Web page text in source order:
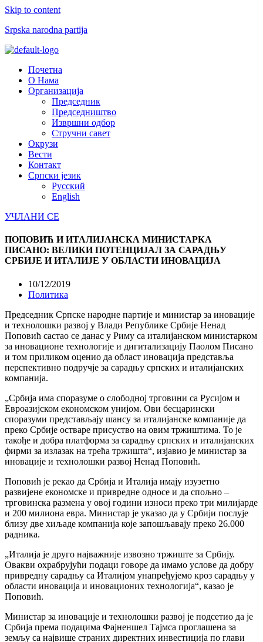
Skip to content
Srpska narodna partija
Menu
Почетна
О Нама
Организација
Председник
Председништво
Извршни одбор
Стручни савет
Окрузи
Вести
Контакт
Српски језик
Русский
English
УЧЛАНИ СЕ
ПОПОВИЋ И ИТАЛИЈАНСКА МИНИСТАРКА
ПИСАНО: ВЕЛИКИ ПОТЕНЦИЈАЛ ЗА САРАДЊУ
СРБИЈЕ И ИТАЛИЈЕ У ОБЛАСТИ ИНОВАЦИЈА
10/12/2019
Политика
Председник Српске народне партије и министар за иновације
и технолошки развој у Влади Републике Србије Ненад
Поповић састао се данас у Риму са италијанском министарком
за иновационе технологије и дигитализацију Паолом Писано
и том приликом оценио да област иновација представља
перспективно подручје за сарадњу српских и италијанских
компанија.
„Србија има споразуме о слободној трговини са Русијом и
Евроазијском економском унијом. Ови бесцарински
споразуми представљају шансу за италијанске компаније да
преко Србије остваре присуство на овим тржиштима. То је
такође и добра платформа за сарадњу српских и италијанских
фирми за излазак на трећа тржишта“, изјавио је министар за
иновације и технолошки развој Ненад Поповић.
Поповић је рекао да Србија и Италија имају изузетно
развијене економске и привредне односе и да спољно –
трговинска размена у овој години износи преко три милијарде
и 200 милиона евра. Министар је указао да у Србији послује
близу две хиљаде компанија које запошљавају преко 26.000
радника.
„Италија је друго најважније извозно тржиште за Србију.
Овакви охрабрујући подаци говоре да имамо услове да добру
привредну сарадњу са Италијом унапређујемо кроз сарадњу у
области иновација и иновационих технологија“, казао је
Поповић.
Министар за иновације и технолошки развој је подсетио да је
Србија према подацима Фајненшел Тајмса проглашена за
земљу са највише страних директних инвестиција по глави